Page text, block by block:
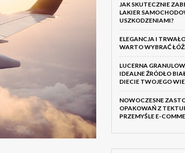
JAK SKUTECZNIE
LAKIER
USZKODZENIAMI?
ELEGANCJA I
WARTO WYBRAĆ
LUCERNA
IDEALNE ŹRÓDŁO
DIECIE TWOJEGO
NOWOCZESNE
OPAKOWAŃ Z
PRZEMYŚLE E-